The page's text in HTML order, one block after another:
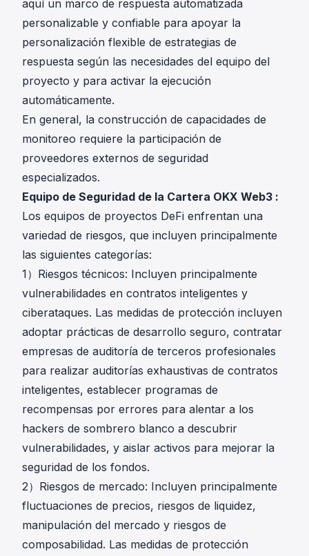
aquí un marco de respuesta automatizada
personalizable y confiable para apoyar la
personalización flexible de estrategias de
respuesta según las necesidades del equipo del
proyecto y para activar la ejecución
automáticamente.
En general, la construcción de capacidades de
monitoreo requiere la participación de
proveedores externos de seguridad
especializados.
Equipo de Seguridad de la Cartera OKX Web3 :
Los equipos de proyectos DeFi enfrentan una
variedad de riesgos, que incluyen principalmente
las siguientes categorías:
1）Riesgos técnicos: Incluyen principalmente
vulnerabilidades en contratos inteligentes y
ciberataques. Las medidas de protección incluyen
adoptar prácticas de desarrollo seguro, contratar
empresas de auditoría de terceros profesionales
para realizar auditorías exhaustivas de contratos
inteligentes, establecer programas de
recompensas por errores para alentar a los
hackers de sombrero blanco a descubrir
vulnerabilidades, y aislar activos para mejorar la
seguridad de los fondos.
2）Riesgos de mercado: Incluyen principalmente
fluctuaciones de precios, riesgos de liquidez,
manipulación del mercado y riesgos de
composabilidad. Las medidas de protección